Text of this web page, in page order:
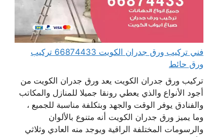
فني تركيب ورق جدران الكويت 66874433 تركيب
ورق حائط
تركيب ورق جدران الكويت يعد ورق جدران الكويت من
أجود الأنواع والذي يعطي رونقا جميلا للمنازل والمكاتب
والفنادق يوفر الوقت والجهد وبتكلفة مناسبة للجميع ،
وما يميز ورق جدران الكويت أنه متنوع بالألوان
والرسومات المختلفة الراقية ويوجد منه العادي وثلاثي